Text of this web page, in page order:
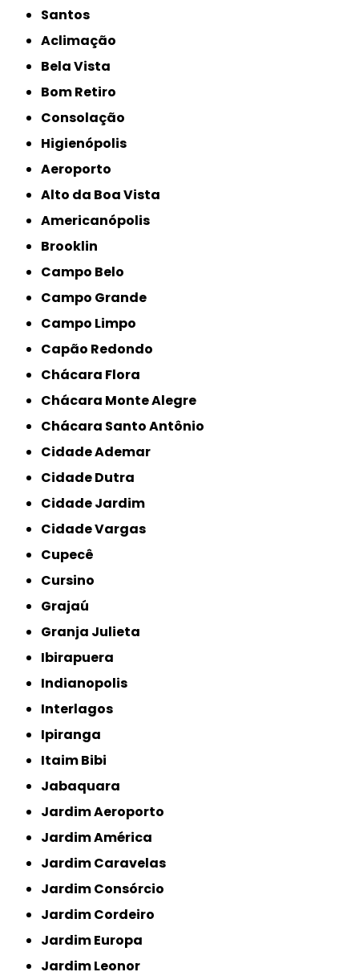
Santos
Aclimação
Bela Vista
Bom Retiro
Consolação
Higienópolis
Aeroporto
Alto da Boa Vista
Americanópolis
Brooklin
Campo Belo
Campo Grande
Campo Limpo
Capão Redondo
Chácara Flora
Chácara Monte Alegre
Chácara Santo Antônio
Cidade Ademar
Cidade Dutra
Cidade Jardim
Cidade Vargas
Cupecê
Cursino
Grajaú
Granja Julieta
Ibirapuera
Indianopolis
Interlagos
Ipiranga
Itaim Bibi
Jabaquara
Jardim Aeroporto
Jardim América
Jardim Caravelas
Jardim Consórcio
Jardim Cordeiro
Jardim Europa
Jardim Leonor